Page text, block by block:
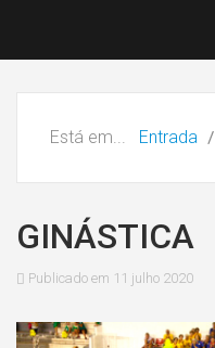
Está em... Entrada
GINÁSTICA
Publicado em 11 julho 2020